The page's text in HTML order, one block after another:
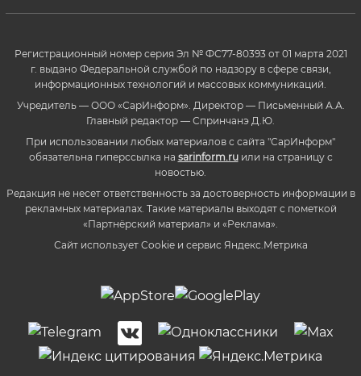
Регистрационный номер серия Эл № ФС77-80393 от 01 марта 2021
г. выдано Федеральной службой по надзору в сфере связи,
информационных технологий и массовых коммуникаций.
Учредитель — ООО «СарИнформ». Директор — Письменный А.А.
Главный редактор — Спринчанэ Д.Ю.
При использовании любых материалов с сайта "СарИнформ"
обязательна гиперссылка на sarinform.ruили на страницу с
новостью.
Редакция не несет ответственность за достоверность информации в
рекламных материалах. Такие материалы выходят с пометкой
«Партнёрский материал» и «Реклама».
Сайт использует Cookie и сервиc Яндекс.Метрика